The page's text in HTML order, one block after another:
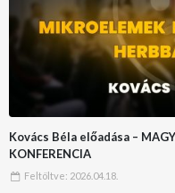
Kovács Béla előadása –
KONFERENCIA
Feltöltve: 2026.04.18.